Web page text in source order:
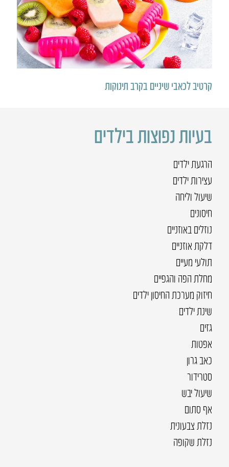
קרטיב לכאבי שיניים בקרב תינוקות
בעיות נפוצות בילדים
הרגעת ילדים
עצירות ילדים
שיעול וליחה
חיסונים
נוזלים באוזניים
דלקת אוזניים
תולעי מעיים
מחלת הפה והגפיים
חיזוק מערכת החיסון ילדים
שינת ילדים
גזים
אפטות
כאב גרון
סטרידור
שיעול יבש
אף סתום
נזלת צבעונית
נזלת שקופה